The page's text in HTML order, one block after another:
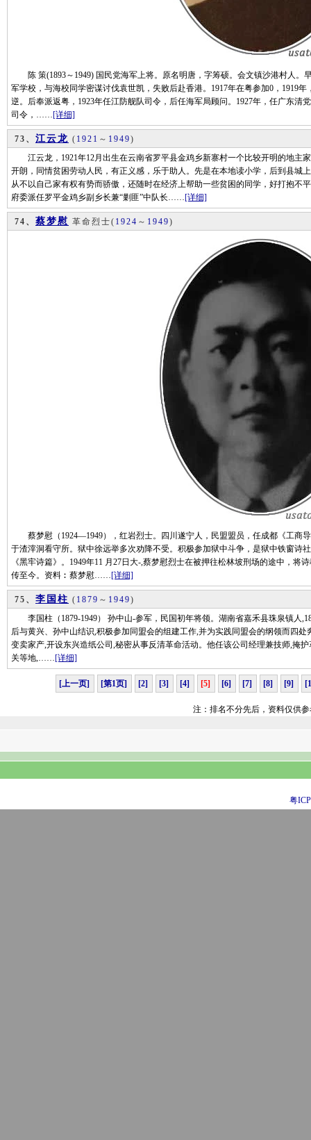
陈 策(1893～1949) 国民党海军上将。原名明唐，字筹硕。会文镇沙港村人。
军学校，与海校同学密谋讨伐袁世凯，失败后赴香港。1917年在粤参加0，1919
逆。后奉派返粤，1923年任江防舰队司令，后任海军局顾问。1927年，任广东清
司令，……[详细]
73、 江云龙 ( 1921 ～ 1949)
江云龙，1921年12月出生在云南省罗平县金鸡乡新寨村一个比较开明的地主
开朗，同情贫困劳动人民，有正义感，乐于助人。先是在本地读小学，后到县城
从不以自己家有权有势而骄傲，还随时在经济上帮助一些贫困的同学，好打抱不
府委派任罗平金鸡乡副乡长兼“剿匪”中队长……[详细]
74、 蔡梦慰 革命烈士( 1924 ～ 1949)
蔡梦慰（1924—1949），红岩烈士。四川遂宁人，民盟盟员，任成都《工商
于渣滓洞看守所。狱中徐远举多次劝降不受。积极参加狱中斗争，是狱中铁窗诗
《黑牢诗篇》。1949年11 月27日大-,蔡梦慰烈士在被押往松林坡刑场的途中，
传至今。资料︰蔡梦慰……[详细]
75、 李国柱 ( 1879 ～ 1949)
李国柱（1879-1949） 孙中山-参军，民国初年将领。湖南省嘉禾县珠泉镇人
后与黄兴、孙中山结识,积极参加同盟会的组建工作,并为实践同盟会的纲领而四
变卖家产,开设东兴造纸公司,秘密从事反清革命活动。他任该公司经理兼技师,掩
关等地,……[详细]
[上一页] [第1页] [2] [3] [4] [5] [6] [7] [8] [9]
注：排名不分先后，资料仅供
粤